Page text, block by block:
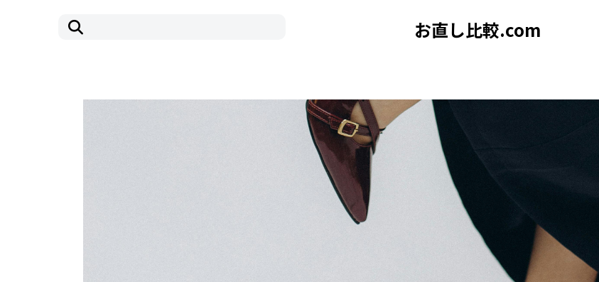
お直し比較.com